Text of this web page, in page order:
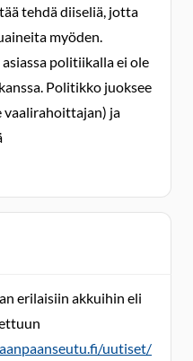
tehdä diiseliä, jotta
myöden.
politiikalla ei ole
Politikko juoksee
vaalirahoittajan) ja
erilaisiin akkuihin eli
uutiset/